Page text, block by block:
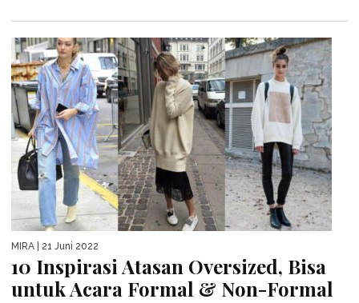
MIRA | 21 Juni 2022
10 Inspirasi Atasan Oversized, Bisa
untuk Acara Formal & Non-Formal